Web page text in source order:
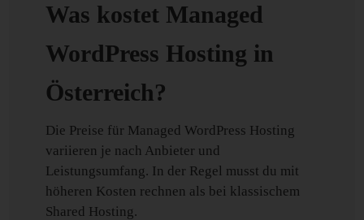
Was kostet Managed
WordPress Hosting in
Österreich?
Die Preise für Managed WordPress Hosting
variieren je nach Anbieter und
Leistungsumfang. In der Regel musst du mit
höheren Kosten rechnen als bei klassischem
Shared Hosting.